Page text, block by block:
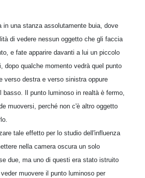
in una stanza assolutamente buia, dove
di vedere nessun oggetto che gli faccia
e fate apparire davanti a lui un piccolo
dopo qualche momento vedrà quel punto
verso destra e verso sinistra oppure
basso. Il punto luminoso in realtà è fermo,
muoversi, perché non c'è altro oggetto
tale effetto per lo studio dell'influenza
nella camera oscura un solo
due, ma uno di questi era stato istruito
muovere il punto luminoso per